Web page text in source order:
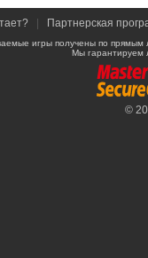
Партнерская
игры получены по
Мы гарантируем
©